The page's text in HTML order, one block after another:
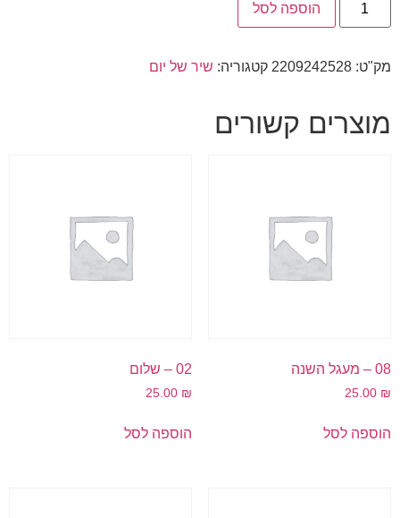
הוספה לסל
מק"ט: 2209242528 קטגוריה: שיר של יום
מוצרים קשורים
08 – מעגל השנה
25.00 ₪
הוספה לסל
02 – שלום
25.00 ₪
הוספה לסל